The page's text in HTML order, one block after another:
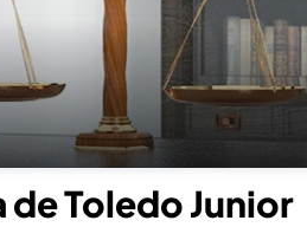
de Toledo Junior